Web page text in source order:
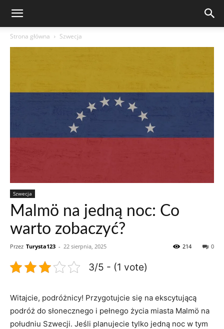
Strona główna Szwecja
Szwecja
Malmö na jedną noc: Co
warto zobaczyć?
Przez Turysta123 - 22 sierpnia, 2025 0
214
3/5 - (1 vote)
Witajcie,⁢ podróżnicy! Przygotujcie się na ekscytującą​
podróż do słonecznego i pełnego życia miasta Malmö na
południu ⁣Szwecji. Jeśli planujecie tylko jedną noc ⁤w tym